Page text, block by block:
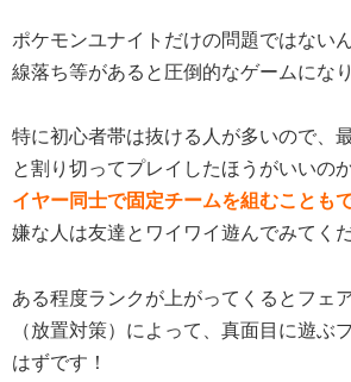
ポケモンユナイトだけの問題ではない
線落ち等があると圧倒的なゲームにな
特に初心者帯は抜ける人が多いので、
と割り切ってプレイしたほうがいいの
イヤー同士で固定チームを組むことも
嫌な人は友達とワイワイ遊んでみてくだ
ある程度ランクが上がってくるとフェ
（放置対策）によって、真面目に遊ぶ
はずです！